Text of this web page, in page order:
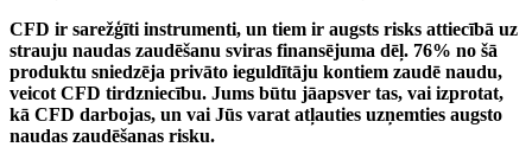
CFD ir sarežģīti instrumenti, un tiem ir augsts risks attiecībā uz
strauju naudas zaudēšanu sviras finansējuma dēļ. 76% no šā
produktu sniedzēja privāto ieguldītāju kontiem zaudē naudu,
veicot CFD tirdzniecību. Jums būtu jāapsver tas, vai izprotat,
kā CFD darbojas, un vai Jūs varat atļauties uzņemties augsto
naudas zaudēšanas risku.